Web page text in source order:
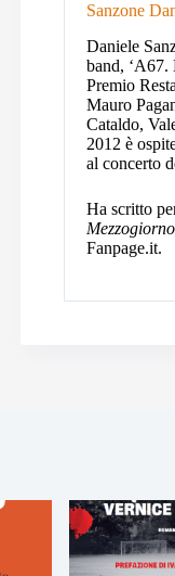
Sanzone
Daniele
band,
Premio
Mauro
Cataldo,
2012 è
al concerto
Ha scritto
Mezzogiorno
Fanpage.it.